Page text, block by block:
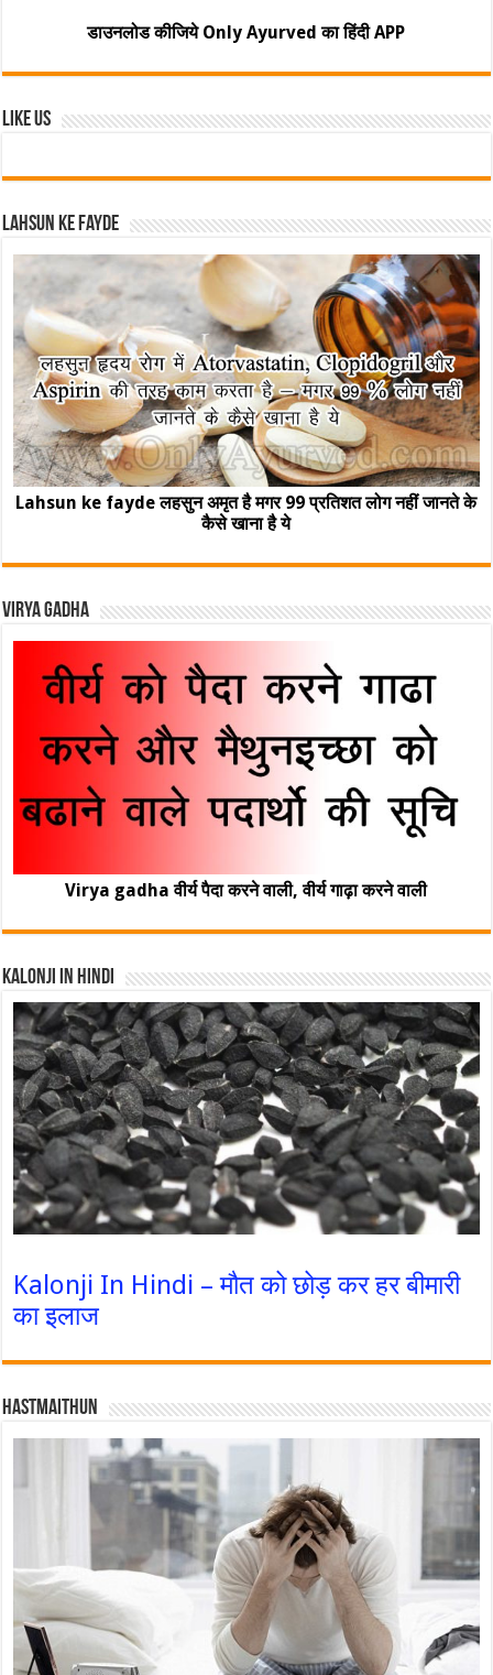
डाउनलोड कीजिये Only Ayurved का हिंदी APP
Like Us
Lahsun ke fayde
Lahsun ke fayde लहसुन अमृत है मगर 99 प्रतिशत लोग नहीं जानते के
कैसे खाना है ये
Virya Gadha
Virya gadha वीर्य पैदा करने वाली, वीर्य गाढ़ा करने वाली
Kalonji In Hindi
Kalonji In Hindi – मौत को छोड़ कर हर बीमारी
का इलाज
Hastmaithun